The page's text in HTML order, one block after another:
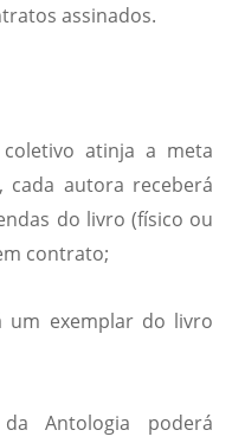
assinados.
atinja a meta
cada autora receberá
do livro (físico ou
contrato;
um exemplar do livro
Antologia poderá